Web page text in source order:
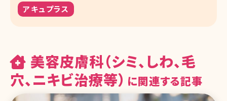
アキュプラス
美容皮膚科（シミ、しわ、毛
穴、ニキビ治療等） に関連する記事